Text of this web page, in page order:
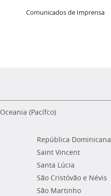
Comunicados de Imprensa
Oceania (Pacífco)
República Dominicana
Saint Vincent
Santa Lúcia
São Cristóvão e Névis
São Martinho